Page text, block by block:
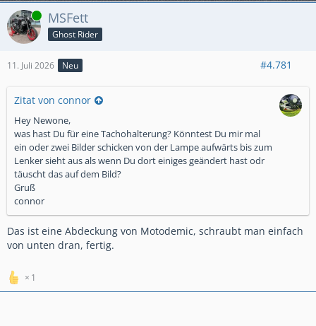
Online MSFett
Ghost Rider
11. Juli 2026 Neu #4.781
Zitat von connor
Hey Newone,
was hast Du für eine Tachohalterung? Könntest Du mir mal
ein oder zwei Bilder schicken von der Lampe aufwärts bis zum
Lenker sieht aus als wenn Du dort einiges geändert hast odr
täuscht das auf dem Bild?
Gruß
connor
Das ist eine Abdeckung von Motodemic, schraubt man einfach
von unten dran, fertig.
1